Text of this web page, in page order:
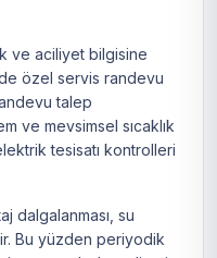
ve aciliyet bilgisine
özel servis randevu
talep
ve mevsimsel sıcaklık
tesisatı kontrolleri
dalgalanması, su
Bu yüzden periyodik